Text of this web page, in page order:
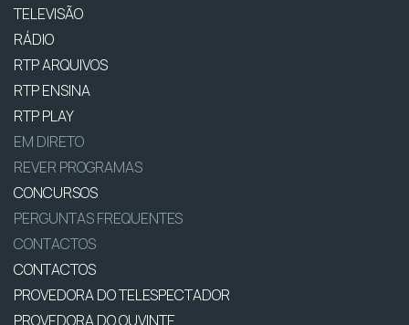
TELEVISÃO
RÁDIO
RTP ARQUIVOS
RTP ENSINA
RTP PLAY
EM DIRETO
REVER PROGRAMAS
CONCURSOS
PERGUNTAS FREQUENTES
CONTACTOS
CONTACTOS
PROVEDORA DO TELESPECTADOR
PROVEDORA DO OUVINTE